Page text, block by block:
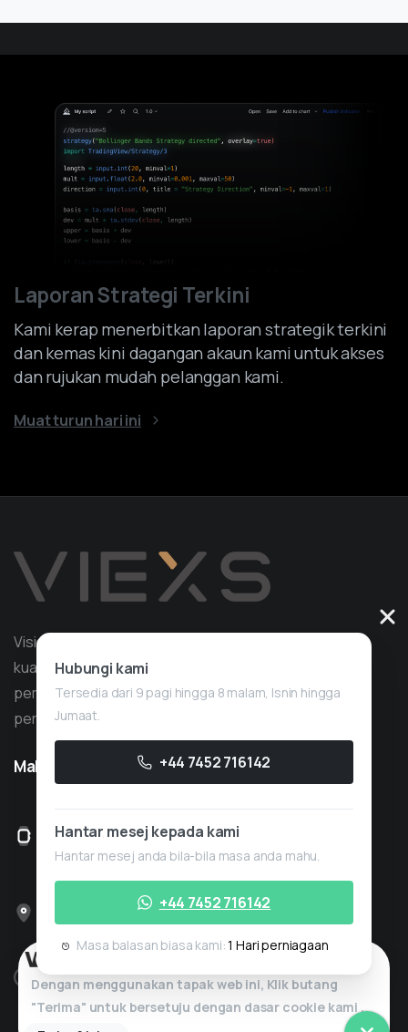
Hubungi kami
Tersedia dari 9 pagi hingga 8 malam, Isnin hingga
Jumaat.
+44 7452 716142
Hantar mesej kepada kami
Hantar mesej anda bila-bila masa anda mahu.
+44 7452 716142
Masa balasan biasa kami:1 Hari perniagaan
Dengan menggunakan tapak web ini, Klik butang
"Terima" untuk bersetuju dengan dasar cookiekami.
Laporan Strategi Terkini
Kami kerap menerbitkan laporan strategik terkini
dan kemas kini dagangan akaun kami untuk akses
dan rujukan mudah pelanggan kami.
Muat turun hari ini
Vision Quant ialah syarikat perkhidmatan perdagangan
kuantitatif dengan lebih 10 tahun pengalaman dalam
pembangunan strategi, memfokuskan pada
perdagangan proprietari.
Maklumat Berguna
Jumaat
Rumah Lawford Tingkat 3, Albert Place,
London, United Kingdom, N3 1QA
Hubungi kami di info@visionquant.co.uk